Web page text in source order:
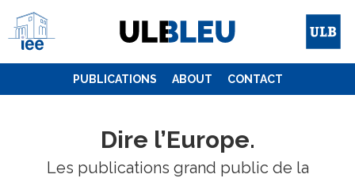
content
PUBLICATIONS ABOUT CONTACT
Dire l’Europe.
Les publications grand public de la